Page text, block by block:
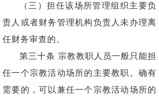
（三）担任该场所管理组织主要负
责人或者财务管理机构负责人未办理离
任财务审查的。
第三十条 宗教教职人员一般只能担
任一个宗教活动场所的主要教职。确有
需要的，可以兼任一个宗教活动场所的